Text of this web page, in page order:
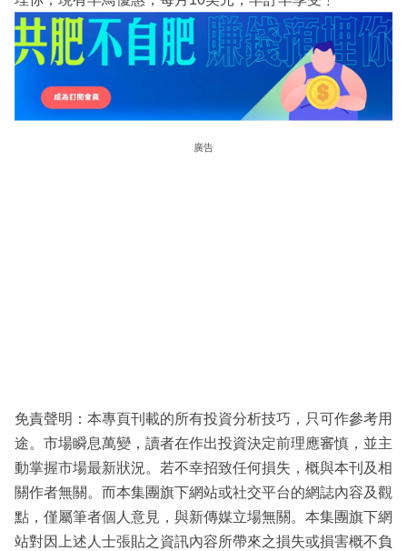
廣告
免責聲明：本專頁刊載的所有投資分析技巧，只可作參考用
途。市場瞬息萬變，讀者在作出投資決定前理應審慎，並主
動掌握市場最新狀況。若不幸招致任何損失，概與本刊及相
關作者無關。而本集團旗下網站或社交平台的網誌內容及觀
點，僅屬筆者個人意見，與新傳媒立場無關。本集團旗下網
站對因上述人士張貼之資訊內容所帶來之損失或損害概不負